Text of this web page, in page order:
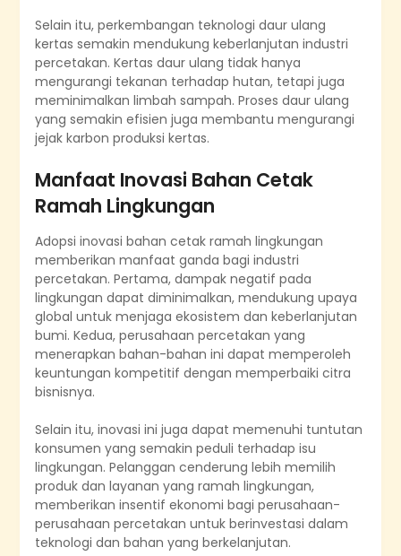
Selain itu, perkembangan teknologi daur ulang
kertas semakin mendukung keberlanjutan industri
percetakan. Kertas daur ulang tidak hanya
mengurangi tekanan terhadap hutan, tetapi juga
meminimalkan limbah sampah. Proses daur ulang
yang semakin efisien juga membantu mengurangi
jejak karbon produksi kertas.
Manfaat Inovasi Bahan Cetak
Ramah Lingkungan
Adopsi inovasi bahan cetak ramah lingkungan
memberikan manfaat ganda bagi industri
percetakan. Pertama, dampak negatif pada
lingkungan dapat diminimalkan, mendukung upaya
global untuk menjaga ekosistem dan keberlanjutan
bumi. Kedua, perusahaan percetakan yang
menerapkan bahan-bahan ini dapat memperoleh
keuntungan kompetitif dengan memperbaiki citra
bisnisnya.
Selain itu, inovasi ini juga dapat memenuhi tuntutan
konsumen yang semakin peduli terhadap isu
lingkungan. Pelanggan cenderung lebih memilih
produk dan layanan yang ramah lingkungan,
memberikan insentif ekonomi bagi perusahaan-
perusahaan percetakan untuk berinvestasi dalam
teknologi dan bahan yang berkelanjutan.